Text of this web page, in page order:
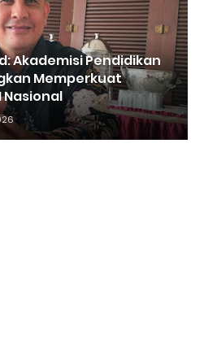
Akademisi Pendidikan
Memperkuat
Nasional